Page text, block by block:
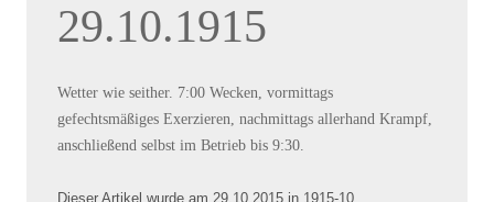
29.10.1915
Wetter wie seither. 7:00 Wecken, vormittags
gefechtsmäßiges Exerzieren, nachmittags allerhand Krampf,
anschließend selbst im Betrieb bis 9:30.
Dieser Artikel wurde am 29.10.2015 in 1915-10